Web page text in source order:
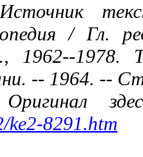
Источник
/ Гл.
1962--
-- 1964. --
Оригинал
ke2-8291.htm